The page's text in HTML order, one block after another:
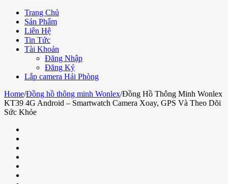
Trang Chủ
Sản Phẩm
Liên Hệ
Tin Tức
Tài Khoản
Đăng Nhập
Đăng Ký
Lắp camera Hải Phòng
Home/Đồng hồ thông minh Wonlex/Đồng Hồ Thông Minh Wonlex
KT39 4G Android – Smartwatch Camera Xoay, GPS Và Theo Dõi
Sức Khỏe